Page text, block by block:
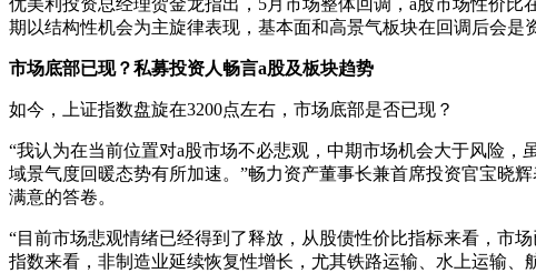
期以结构性机会为主旋律表现，基本面和高景气板块在回调后会是
市场底部已现？私募投资人畅言a股及板块趋势
如今，上证指数盘旋在3200点左右，市场底部是否已现？
“我认为在当前位置对a股市场不必悲观，中期市场机会大于风险
域景气度回暖态势有所加速。”畅力资产董事长兼首席投资官宝晓
满意的答卷。
“目前市场悲观情绪已经得到了释放，从股债性价比指标来看，市
指数来看，非制造业延续恢复性增长，尤其铁路运输、水上运输